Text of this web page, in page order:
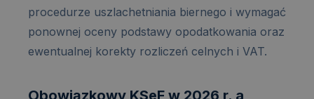
procedurze uszlachetniania biernego i wymagać
ponownej oceny podstawy opodatkowania oraz
ewentualnej korekty rozliczeń celnych i VAT.
Obowiązkowy KSeF w 2026 r. a